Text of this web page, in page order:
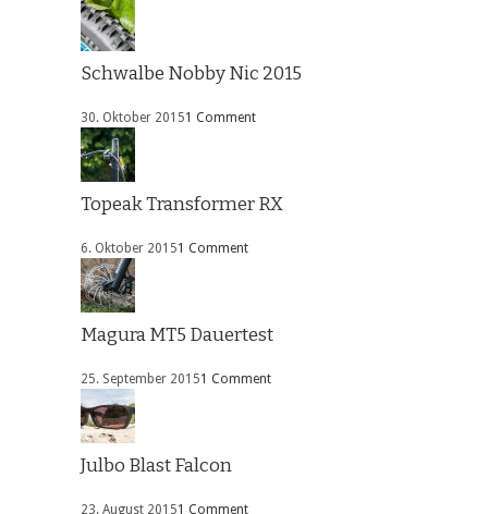
Schwalbe Nobby Nic 2015
30. Oktober 20151 Comment
Topeak Transformer RX
6. Oktober 20151 Comment
Magura MT5 Dauertest
25. September 20151 Comment
Julbo Blast Falcon
23. August 20151 Comment